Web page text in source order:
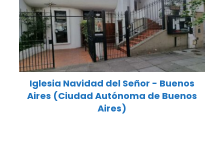
Iglesia Navidad del Señor - Buenos
Aires (Ciudad Autónoma de Buenos
Aires)